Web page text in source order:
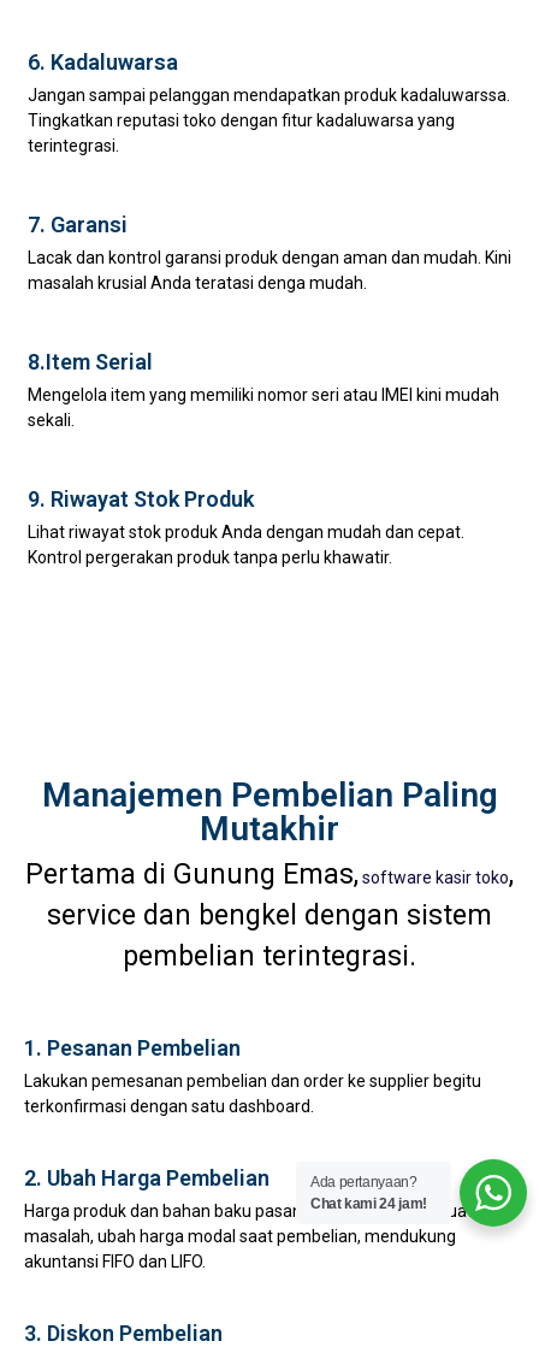
6. Kadaluwarsa
Jangan sampai pelanggan mendapatkan produk kadaluwarssa.
Tingkatkan reputasi toko dengan fitur kadaluwarsa yang
terintegrasi.
7. Garansi
Lacak dan kontrol garansi produk dengan aman dan mudah. Kini
masalah krusial Anda teratasi denga mudah.
8.Item Serial
Mengelola item yang memiliki nomor seri atau IMEI kini mudah
sekali.
9. Riwayat Stok Produk
Lihat riwayat stok produk Anda dengan mudah dan cepat.
Kontrol pergerakan produk tanpa perlu khawatir.
Manajemen Pembelian Paling
Mutakhir
Pertama di Gunung Emas, software kasir toko,
service dan bengkel dengan sistem
pembelian terintegrasi.
1. Pesanan Pembelian
Lakukan pemesanan pembelian dan order ke supplier begitu
terkonfirmasi dengan satu dashboard.
2. Ubah Harga Pembelian
Harga produk dan bahan baku pasang surut bukan lagi suatu
masalah, ubah harga modal saat pembelian, mendukung
akuntansi FIFO dan LIFO.
3. Diskon Pembelian
Ada pertanyaan?
Chat kami 24 jam!